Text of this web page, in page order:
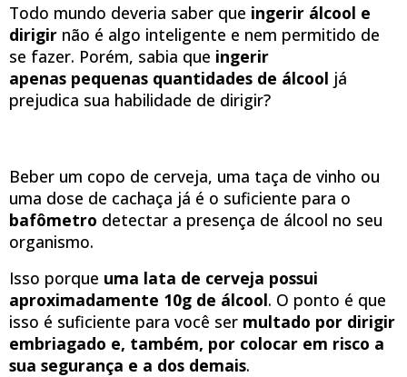
Todo mundo deveria saber que ingerir álcool e
dirigir não é algo inteligente e nem permitido de
se fazer. Porém, sabia que ingerir
apenas pequenas quantidades de álcool já
prejudica sua habilidade de dirigir?
Beber um copo de cerveja, uma taça de vinho ou
uma dose de cachaça já é o suficiente para o
bafômetro detectar a presença de álcool no seu
organismo.
Isso porque uma lata de cerveja possui
aproximadamente 10g de álcool. O ponto é que
isso é suficiente para você ser multado por dirigir
embriagado e, também, por colocar em risco a
sua segurança e a dos demais.